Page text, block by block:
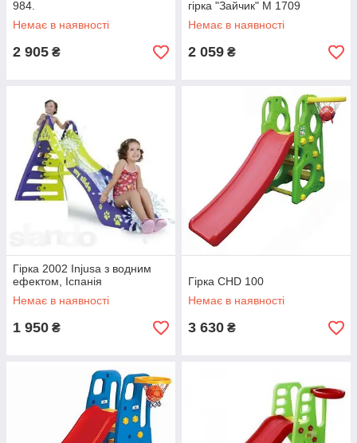
984.
Немає в наявності
2 905 ₴
гірка "Зайчик" M 1709
Немає в наявності
2 059 ₴
Гірка 2002 Іnjusa з водним
ефектом, Іспанія
Немає в наявності
1 950 ₴
Гірка CHD 100
Немає в наявності
3 630 ₴